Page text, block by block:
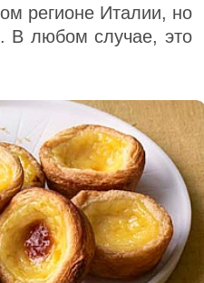
регионе Италии, но
В любом случае, это